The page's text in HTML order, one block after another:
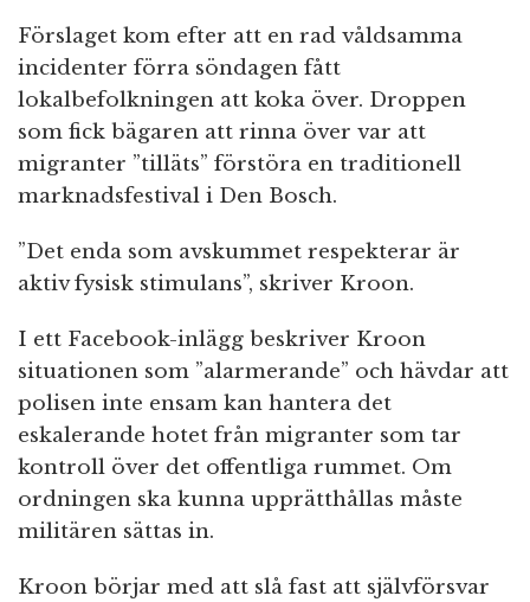
Förslaget kom efter att en rad våldsamma
incidenter förra söndagen fått
lokalbefolkningen att koka över. Droppen
som fick bägaren att rinna över var att
migranter ”tilläts” förstöra en traditionell
marknadsfestival i Den Bosch.
”Det enda som avskummet respekterar är
aktiv fysisk stimulans”, skriver Kroon.
I ett Facebook-inlägg beskriver Kroon
situationen som ”alarmerande” och hävdar att
polisen inte ensam kan hantera det
eskalerande hotet från migranter som tar
kontroll över det offentliga rummet. Om
ordningen ska kunna upprätthållas måste
militären sättas in.
Kroon börjar med att slå fast att självförsvar